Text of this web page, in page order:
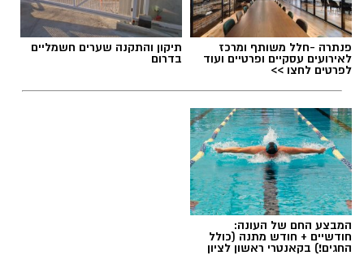
פנתרה -חלל משותף ומרכז
לאירועים עסקיים ופרטיים ועוד
לפרטים לחצו >>
תיקון והתקנה שערים חשמליים
בדרום
המבצע החם של העונה:
חודשיים + חודש מתנה (כולל
החגים!) בקאנטרי ראשון לציון